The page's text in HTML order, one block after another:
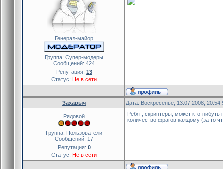
Генерал-майор
Группа: Cупер-модеры
Сообщений: 424
Репутация: 13
Статус: Не в сети
Захарыч Дата: Воскресенье, 13.07.2008,
Рядовой
Группа: Пользователи
Сообщений: 17
Репутация: 0
Статус: Не в сети
Ребят, скриптеры, может кто-
количество фрагов каждому (за то